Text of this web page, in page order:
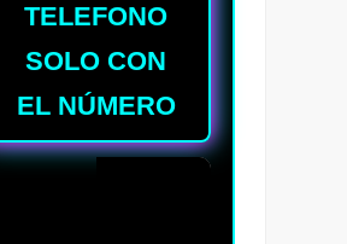
TELEFONO
SOLO CON
EL NÚMERO